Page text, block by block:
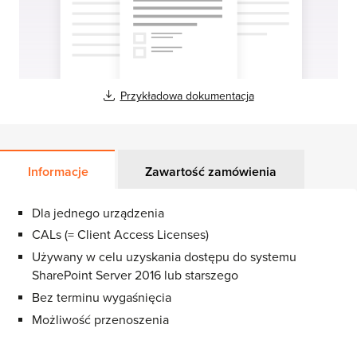
Przykładowa dokumentacja
Informacje Zawartość zamówienia
Dla jednego urządzenia
CALs (= Client Access Licenses)
Używany w celu uzyskania dostępu do systemu
SharePoint Server 2016 lub starszego
Bez terminu wygaśnięcia
Możliwość przenoszenia